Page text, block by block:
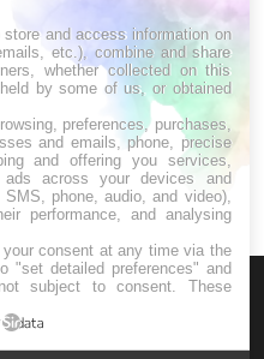
(Sclérose latérale
store and access information on
etc.), combine and share
whether collected on this
by some of us, or obtained
preferences, purchases,
and emails, phone, precise
and offering you services,
across your devices and
phone, audio, and video),
performance, and analysing
consent at any time via the
"set detailed preferences" and
subject to consent. These